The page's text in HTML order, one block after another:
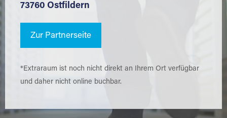
73760 Ostfildern
Zur Partnerseite
*Extraraum ist noch nicht direkt an Ihrem Ort verfügbar
und daher nicht online buchbar.